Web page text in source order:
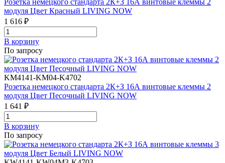
Розетка немецкого стандарта 2К+З 16А винтовые клеммы 2
модуля Цвет Красный LIVING NOW
1 616 ₽
В корзинy
По запросу
KM4141-KM04-K4702
Розетка немецкого стандарта 2К+З 16А винтовые клеммы 2
модуля Цвет Песочный LIVING NOW
1 641 ₽
В корзинy
По запросу